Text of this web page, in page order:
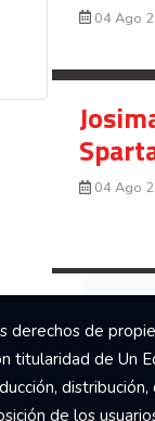
04 Ago
04 Ago
derechos de
de Un
de los